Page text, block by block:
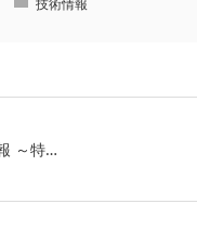
技術情報
～特…